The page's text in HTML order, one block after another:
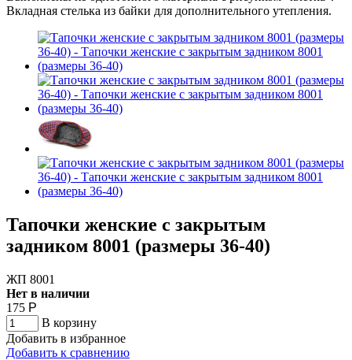
Тапочки женские с закрытым
задником 8001 (размеры 36-40)
ЖП 8001
Нет в наличии
175 Р
В корзину
Добавить в избранное
Добавить к сравнению